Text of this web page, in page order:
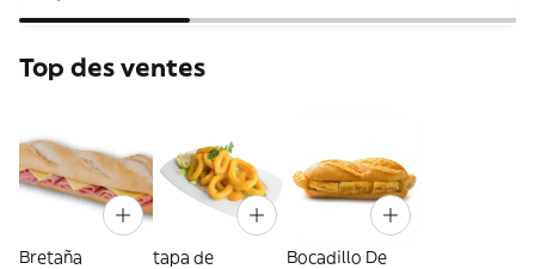
Top des ventes
Bretaña
tapa de
Bocadillo De